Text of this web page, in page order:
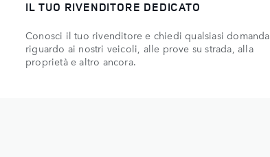
IL TUO RIVENDITORE DEDICATO
Conosci il tuo rivenditore e chiedi qualsiasi domanda
riguardo ai nostri veicoli, alle prove su strada, alla
proprietà e altro ancora.